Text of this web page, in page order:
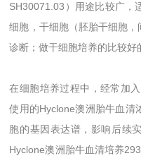
SH30071.03 ）用途比较广，
细胞，干细胞（胚胎干细胞
诊断；做干细胞培养的比较好
在细胞培养过程中，经常加入
使用的Hyclone澳洲胎牛血清
胞的基因表达谱，影响后续
Hyclone澳洲胎牛血清培养